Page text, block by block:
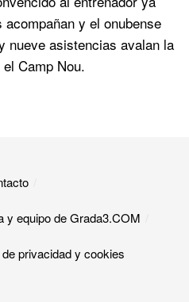
y el onubense
nueve asistencias avalan la
Camp Nou.
y equipo de Grada3.COM
privacidad y cookies​